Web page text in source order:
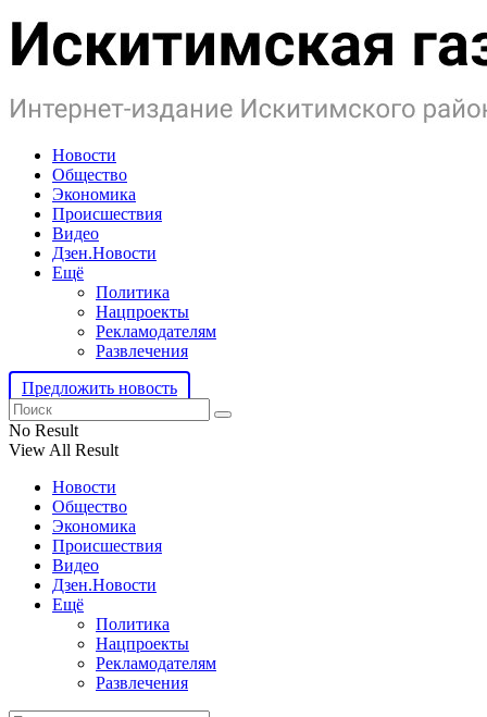
Новости
Общество
Экономика
Происшествия
Видео
Дзен.Новости
Ещё
Политика
Нацпроекты
Рекламодателям
Развлечения
Предложить новость
No Result
View All Result
Новости
Общество
Экономика
Происшествия
Видео
Дзен.Новости
Ещё
Политика
Нацпроекты
Рекламодателям
Развлечения